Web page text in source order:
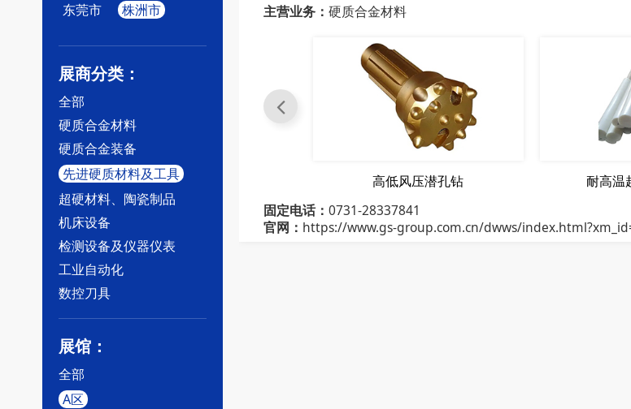
东莞市 株洲市
展商分类：
全部
硬质合金材料
硬质合金装备
先进硬质材料及工具
超硬材料、陶瓷制品
机床设备
检测设备及仪器仪表
工业自动化
数控刀具
展馆：
全部
A区
主营业务： 硬质合金材料
硬质合金球齿钻头 高低风压潜孔钻 耐高温
固定电话： 0731-28337841
官网： https://www.gs-group.com.cn/dwws/